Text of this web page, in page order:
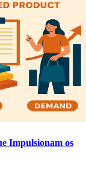
Impulsionam os